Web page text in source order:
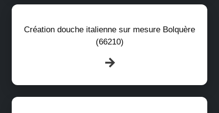
Création douche italienne sur mesure Bolquère
(66210)